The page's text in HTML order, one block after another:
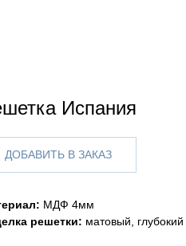
Испания
ДОБАВИТЬ В ЗАКАЗ
МДФ 4мм
решетки: матовый, глубокий